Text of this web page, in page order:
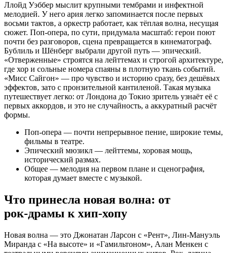
Ллойд Уэббер мыслит крупными тембрами и инфектной
мелодией. У него ария легко запоминается после первых
восьми тактов, а оркестр работает, как тёплая волна, несущая
сюжет. Поп‑опера, по сути, придумала масштаб: герои поют
почти без разговоров, сцена превращается в кинематограф.
Бублиль и Шёнберг выбрали другой путь — эпический.
«Отверженные» строятся на лейттемах и строгой архитектуре,
где хор и сольные номера спаяны в плотную ткань событий.
«Мисс Сайгон» — про чувство и историю сразу, без дешёвых
эффектов, зато с пронзительной кантиленой. Такая музыка
путешествует легко: от Лондона до Токио зритель узнаёт её с
первых аккордов, и это не случайность, а аккуратный расчёт
формы.
Поп‑опера — почти непрерывное пение, широкие темы,
фильмы в театре.
Эпический мюзикл — лейттемы, хоровая мощь,
исторический размах.
Общее — мелодия на первом плане и сценография,
которая думает вместе с музыкой.
Что принесла новая волна: от
рок‑драмы к хип‑хопу
Новая волна — это Джонатан Ларсон с «Рент», Лин‑Мануэль
Миранда с «На высоте» и «Гамильтоном», Алан Менкен с